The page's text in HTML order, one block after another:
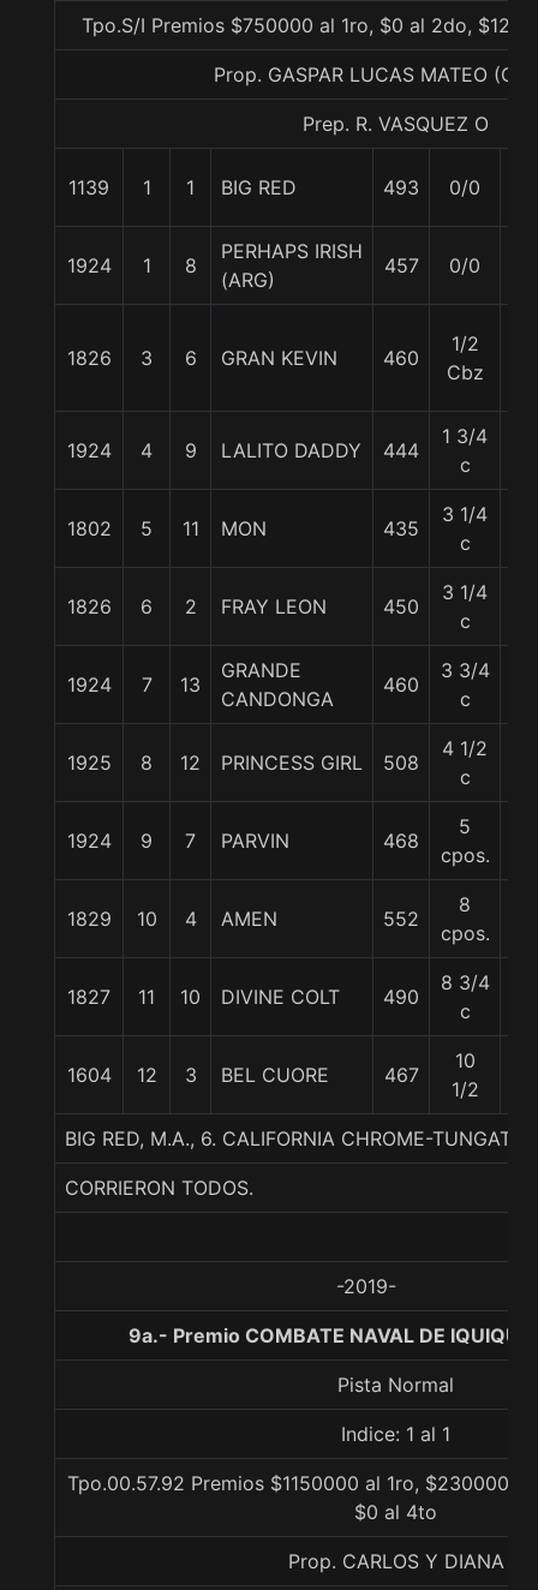
Tpo.S/I Premios $750000 al 1ro, $0 al 2do,
Prop. GASPAR LUCAS MATEO
Prep. R. VASQUEZ O
1139 1 1 BIG RED 493 0/0
1924 1 8
PERHAPS IRISH
(ARG)
457 0/0
1826 3 6 GRAN KEVIN 460
1/2
Cbz
1924 4 9 LALITO DADDY 444
1 3/4
c
1802 5 11 MON 435
3 1/4
c
1826 6 2 FRAY LEON 450
3 1/4
c
1924 7 13
GRANDE
CANDONGA
460
3 3/4
c
1925 8 12 PRINCESS GIRL 508
4 1/2
c
1924 9 7 PARVIN 468
5
cpos.
1829 10 4 AMEN 552
8
cpos.
1827 11 10 DIVINE COLT 490
8 3/4
c
1604 12 3 BEL CUORE 467
10
1/2
BIG RED, M.A., 6. CALIFORNIA CHROME-
CORRIERON TODOS.
-2019-
9a.- Premio COMBATE NAVAL DE
Pista Normal
Indice: 1 al 1
Tpo.00.57.92 Premios $1150000 al 1ro, $230000
$0 al 4to
Prop. CARLOS Y DIANA